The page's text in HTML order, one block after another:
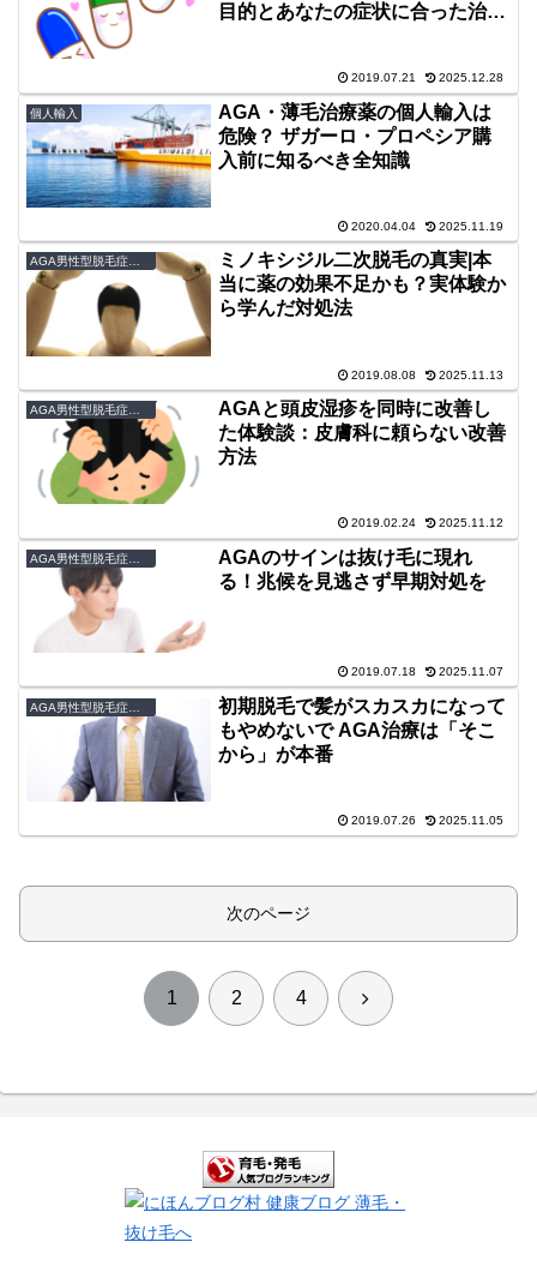
目的とあなたの症状に合った治療
2019.07.21 2025.12.28
個人輸入
AGA・薄毛治療薬の個人輸入は
危険？ ザガーロ・プロペシア購
入前に知るべき全知識
2020.04.04 2025.11.19
AGA男性型脱毛症克服論
ミノキシジル二次脱毛の真実|本
当に薬の効果不足かも？実体験か
ら学んだ対処法
2019.08.08 2025.11.13
AGAと頭皮湿疹を同時に改善し
た体験談：皮膚科に頼らない改善
方法
2019.02.24 2025.11.12
AGAのサインは抜け毛に現れ
る！兆候を見逃さず早期対処を
2019.07.18 2025.11.07
初期脱毛で髪がスカスカになって
もやめないで AGA治療は「そこ
から」が本番
2019.07.26 2025.11.05
次のページ
1 2 4 次